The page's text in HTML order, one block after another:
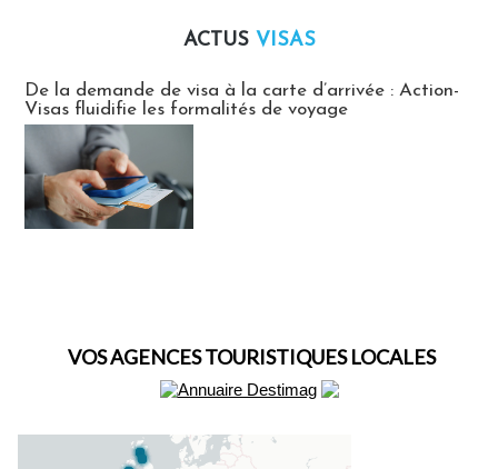
ACTUS VISAS
De la demande de visa à la carte d’arrivée : Action-
Visas fluidifie les formalités de voyage
VOS AGENCES TOURISTIQUES LOCALES